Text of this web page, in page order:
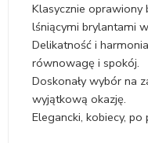
Klasycznie
lśniącymi brylantami
Delikatność i
równowagę i spokój.
Doskonały wybór na
wyjątkową okazję.
Elegancki, kobiecy, po